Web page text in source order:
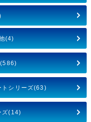
(4)
(586)
シリーズ(63)
ズ(14)